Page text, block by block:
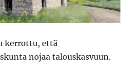
kerrottu, että
nojaa talouskasvuun.